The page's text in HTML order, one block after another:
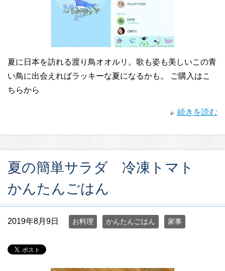
夏に日本を訪れる渡り鳥オオルリ。歌も姿も美しいこの青
い鳥に出会えればラッキーな夏になるかも。 ご購入はこ
ちらから
続きを読む
夏の簡単サラダ 冷凍トマト
かんたんごはん
2019年8月9日 お料理 かんたんごはん 家事